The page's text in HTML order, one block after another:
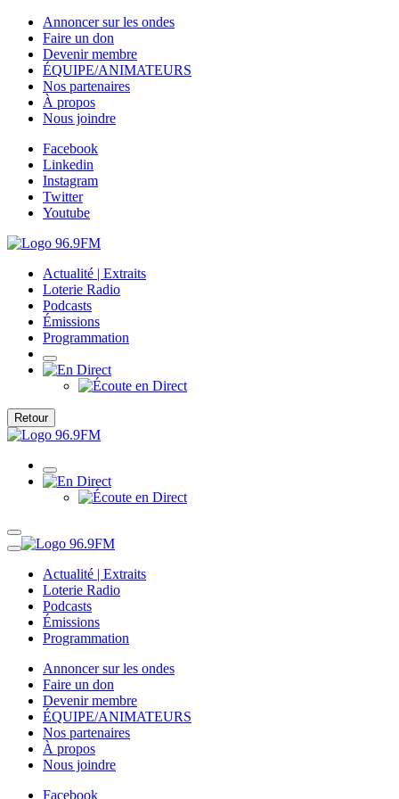
Annoncer sur les ondes
Faire un don
Devenir membre
ÉQUIPE/ANIMATEURS
Nos partenaires
À propos
Nous joindre
Facebook
Linkedin
Instagram
Twitter
Youtube
Actualité | Extraits
Loterie Radio
Podcasts
Émissions
Programmation
Retour
Actualité | Extraits
Loterie Radio
Podcasts
Émissions
Programmation
Annoncer sur les ondes
Faire un don
Devenir membre
ÉQUIPE/ANIMATEURS
Nos partenaires
À propos
Nous joindre
Facebook